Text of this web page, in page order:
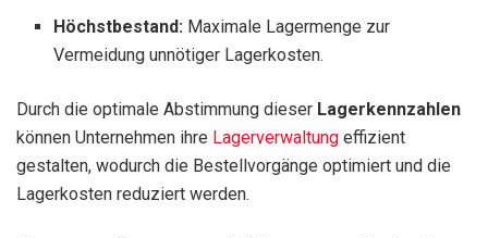
Höchstbestand: Maximale Lagermenge zur
Vermeidung unnötiger Lagerkosten.
Durch die optimale Abstimmung dieser Lagerkennzahlen
können Unternehmen ihre Lagerverwaltung effizient
gestalten, wodurch die Bestellvorgänge optimiert und die
Lagerkosten reduziert werden.